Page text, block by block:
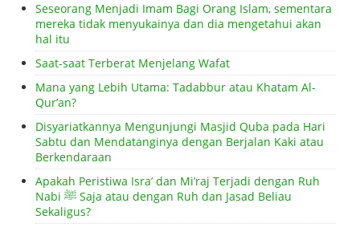
Seseorang Menjadi Imam Bagi Orang Islam, sementara
mereka tidak menyukainya dan dia mengetahui akan
hal itu
Saat-saat Terberat Menjelang Wafat
Mana yang Lebih Utama: Tadabbur atau Khatam Al-
Qur’an?
Disyariatkannya Mengunjungi Masjid Quba pada Hari
Sabtu dan Mendatanginya dengan Berjalan Kaki atau
Berkendaraan
Apakah Peristiwa Isra’ dan Mi’raj Terjadi dengan Ruh
Nabi ﷺ Saja atau dengan Ruh dan Jasad Beliau
Sekaligus?